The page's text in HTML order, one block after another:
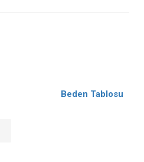
Beden Tablosu